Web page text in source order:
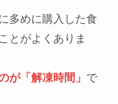
凍時間が気にな